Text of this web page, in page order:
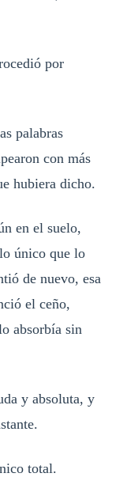
por
palabras
con más
hubiera dicho.
en el suelo,
único que lo
de nuevo, esa
el ceño,
absorbía sin
y absoluta, y
total.